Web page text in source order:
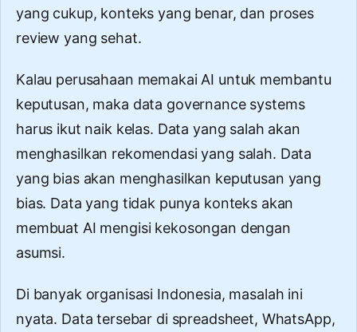
yang cukup, konteks yang benar, dan proses
review yang sehat.
Kalau perusahaan memakai AI untuk membantu
keputusan, maka data governance systems
harus ikut naik kelas. Data yang salah akan
menghasilkan rekomendasi yang salah. Data
yang bias akan menghasilkan keputusan yang
bias. Data yang tidak punya konteks akan
membuat AI mengisi kekosongan dengan
asumsi.
Di banyak organisasi Indonesia, masalah ini
nyata. Data tersebar di spreadsheet, WhatsApp,